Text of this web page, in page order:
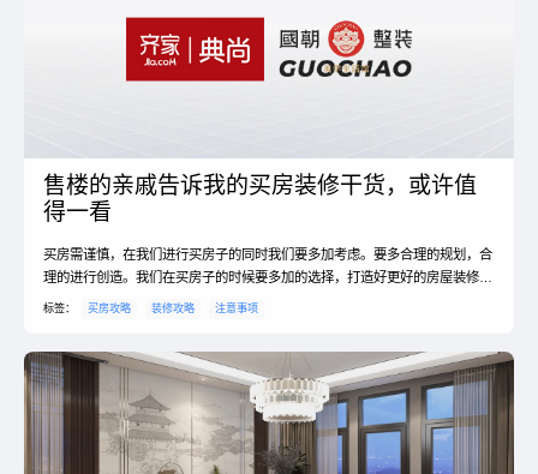
售楼的亲戚告诉我的买房装修干货，或许值
得一看
买房需谨慎，在我们进行买房子的同时我们要多加考虑。要多合理的规划，合
理的进行创造。我们在买房子的时候要多加的选择，打造好更好的房屋装修方
案。那么，今天小编就给大家说一说，买房要看哪几点。我们看中的好了，房
是很严重可以接受的房子就是适合自己的。对于大部分青...
标签： 买房攻略 装修攻略 注意事项